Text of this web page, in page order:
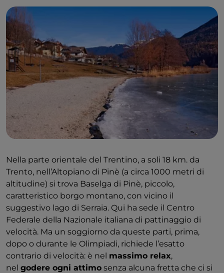
Nella parte orientale del Trentino, a soli 18 km. da
Trento, nell’Altopiano di Pinè (a circa 1000 metri di
altitudine) si trova Baselga di Pinè, piccolo,
caratteristico borgo montano, con vicino il
suggestivo lago di Serraia. Qui ha sede il Centro
Federale della Nazionale italiana di pattinaggio di
velocità. Ma un soggiorno da queste parti, prima,
dopo o durante le Olimpiadi, richiede l’esatto
contrario di velocità: è nel massimo relax,
nel godere ogni attimo senza alcuna fretta che ci si